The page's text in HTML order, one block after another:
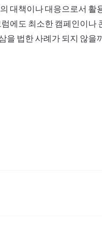
대책이나 대응으로서 활
에도 최소한 캠페인이나
을 법한 사례가 되지 않을